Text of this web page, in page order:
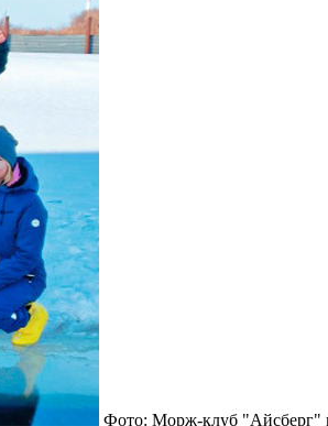
Фото: Морж-клуб "Айсберг"